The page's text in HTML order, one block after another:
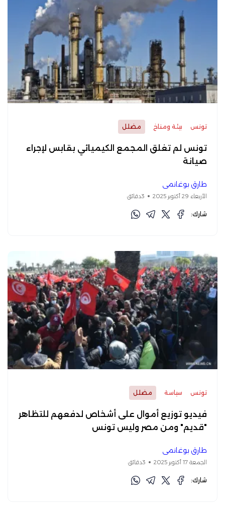
تونس بيئة ومناخ مضلل
تونس لم تغلق المجمع الكيميائي بقابس لإجراء
صيانة
طارق بوغانمي
الأربعاء 29 أكتوبر 2025 3دقائق
شارك:
تونس سياسة مضلل
فيديو توزيع أموال على أشخاص لدفعهم للتظاهر
"قديم" ومن مصر وليس تونس
طارق بوغانمي
الجمعة 17 أكتوبر 2025 3دقائق
شارك: